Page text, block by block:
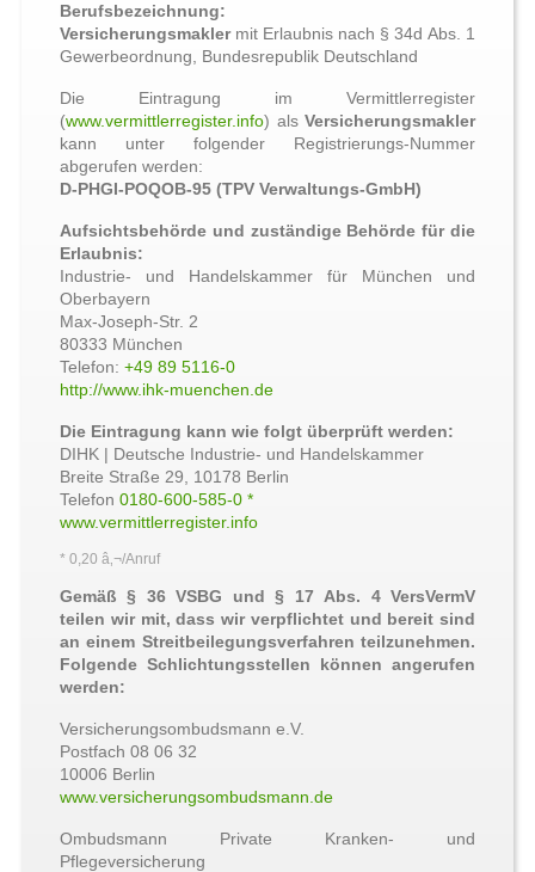
Berufsbezeichnung:
Versicherungsmaklermit Erlaubnis nach § 34d Abs. 1
Gewerbeordnung, Bundesrepublik Deutschland
Die Eintragung im Vermittlerregister
(www.vermittlerregister.info) als Versicherungsmakler
kann unter folgender Registrierungs-Nummer
abgerufen werden:
D-PHGI-POQOB-95 (TPV Verwaltungs-GmbH)
Aufsichtsbehörde und zuständige Behörde für die
Erlaubnis:
Industrie- und Handelskammer für München und
Oberbayern
Max-Joseph-Str. 2
80333 München
Telefon: +49 89 5116-0
http://www.ihk-muenchen.de
Die Eintragung kann wie folgt überprüft werden:
DIHK | Deutsche Industrie- und Handelskammer
Breite Straße 29, 10178 Berlin
Telefon 0180-600-585-0 *
www.vermittlerregister.info
* 0,20 â‚¬/Anruf
Gemäß § 36 VSBG und § 17 Abs. 4 VersVermV
teilen wir mit, dass wir verpflichtet und bereit sind
an einem Streitbeilegungsverfahren teilzunehmen.
Folgende Schlichtungsstellen können angerufen
werden:
Versicherungsombudsmann e.V.
Postfach 08 06 32
10006 Berlin
www.versicherungsombudsmann.de
Ombudsmann Private Kranken- und
Pflegeversicherung